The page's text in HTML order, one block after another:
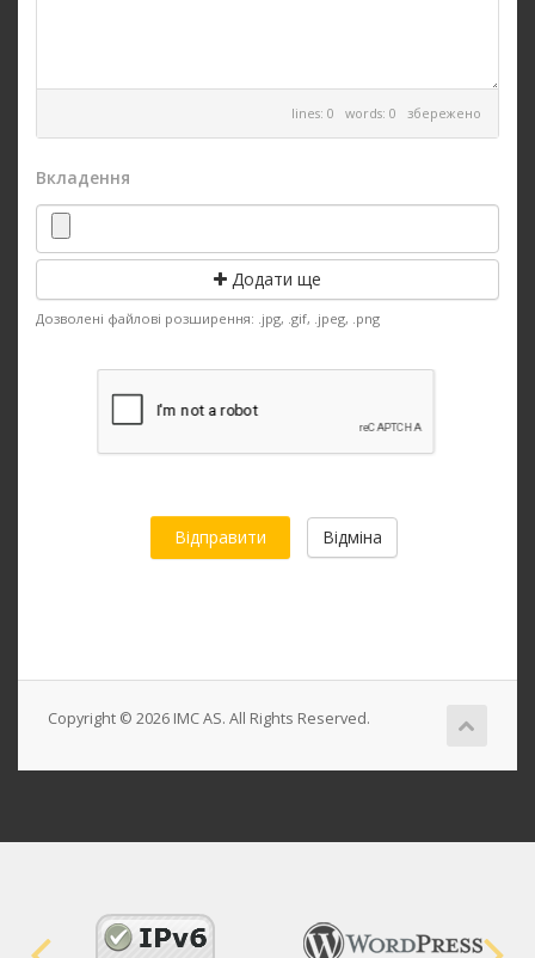
lines: 0 words: 0 збережено
Вкладення
Додати ще
Дозволені файлові розширення: .jpg, .gif, .jpeg, .png
Відміна
Copyright © 2026 IMC AS. All Rights Reserved.